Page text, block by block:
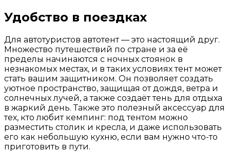
Удобство в поездках
Для автотуристов автотент — это настоящий друг.
Множество путешествий по стране и за её
пределы начинаются с ночных стоянок в
незнакомых местах, и в таких условиях тент может
стать вашим защитником. Он позволяет создать
уютное пространство, защищая от дождя, ветра и
солнечных лучей, а также создаёт тень для отдыха
в жаркий день. Также это полезный аксессуар для
тех, кто любит кемпинг: под тентом можно
разместить столик и кресла, и даже использовать
его как небольшую кухню, если вам нужно что-то
приготовить в пути.